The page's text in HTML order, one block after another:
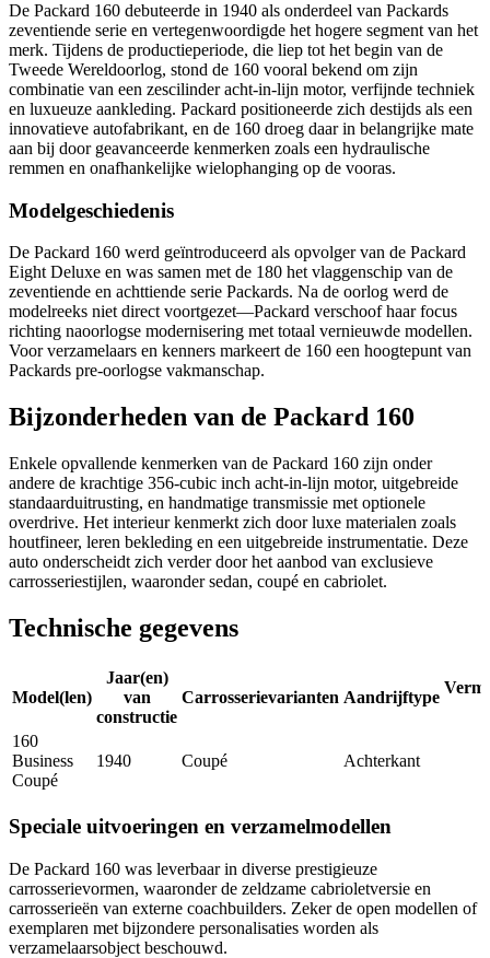
De Packard 160 debuteerde in 1940 als onderdeel van Packards
zeventiende serie en vertegenwoordigde het hogere segment van het
merk. Tijdens de productieperiode, die liep tot het begin van de
Tweede Wereldoorlog, stond de 160 vooral bekend om zijn
combinatie van een zescilinder acht-in-lijn motor, verfijnde techniek
en luxueuze aankleding. Packard positioneerde zich destijds als een
innovatieve autofabrikant, en de 160 droeg daar in belangrijke mate
aan bij door geavanceerde kenmerken zoals een hydraulische
remmen en onafhankelijke wielophanging op de vooras.
Modelgeschiedenis
De Packard 160 werd geïntroduceerd als opvolger van de Packard
Eight Deluxe en was samen met de 180 het vlaggenschip van de
zeventiende en achttiende serie Packards. Na de oorlog werd de
modelreeks niet direct voortgezet—Packard verschoof haar focus
richting naoorlogse modernisering met totaal vernieuwde modellen.
Voor verzamelaars en kenners markeert de 160 een hoogtepunt van
Packards pre-oorlogse vakmanschap.
Bijzonderheden van de Packard 160
Enkele opvallende kenmerken van de Packard 160 zijn onder
andere de krachtige 356-cubic inch acht-in-lijn motor, uitgebreide
standaarduitrusting, en handmatige transmissie met optionele
overdrive. Het interieur kenmerkt zich door luxe materialen zoals
houtfineer, leren bekleding en een uitgebreide instrumentatie. Deze
auto onderscheidt zich verder door het aanbod van exclusieve
carrosseriestijlen, waaronder sedan, coupé en cabriolet.
Technische gegevens
Model(len)
Jaar(en)
van
constructie
Carrosserievarianten Aandrijftype
160
Business
Coupé
1940 Coupé Achterkant
Speciale uitvoeringen en verzamelmodellen
De Packard 160 was leverbaar in diverse prestigieuze
carrosserievormen, waaronder de zeldzame cabrioletversie en
carrosserieën van externe coachbuilders. Zeker de open modellen of
exemplaren met bijzondere personalisaties worden als
verzamelaarsobject beschouwd.